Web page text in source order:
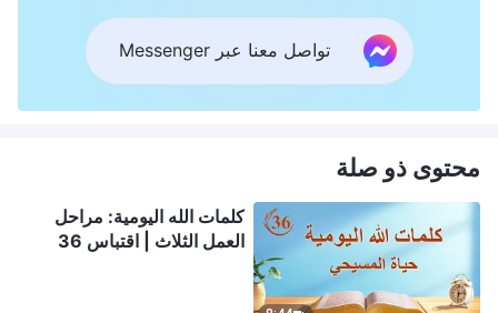
تواصل معنا عبر Messenger
محتوى ذو صلة
كلمات الله اليومية: مراحل
العمل الثلاث | اقتباس 36